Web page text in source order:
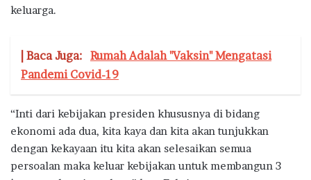
keluarga.
| Baca Juga: Rumah Adalah "Vaksin" Mengatasi
Pandemi Covid-19
“Inti dari kebijakan presiden khususnya di bidang
ekonomi ada dua, kita kaya dan kita akan tunjukkan
dengan kekayaan itu kita akan selesaikan semua
persoalan maka keluar kebijakan untuk membangun 3